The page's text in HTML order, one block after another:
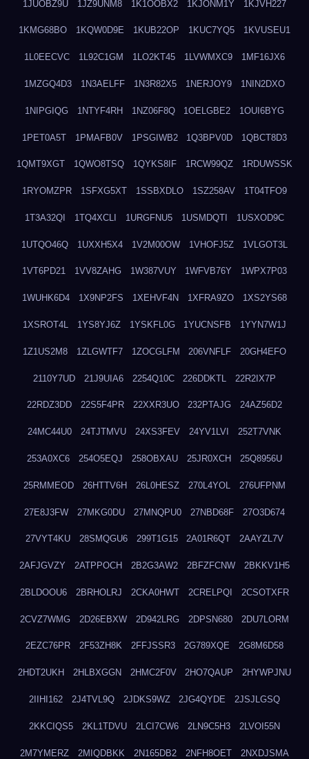
1JUOBZ9U 1JZ9UNM8 1K1OOBX2 1KJONM1Y 1KJVH227
1KMG68BO 1KQW0D9E 1KUB22OP 1KUC7YQ5 1KVUSEU1
1L0EECVC 1L92C1GM 1LO2KT45 1LVWMXC9 1MF16JX6
1MZGQ4D3 1N3AELFF 1N3R82X5 1NERJOY9 1NIN2DXO
1NIPGIQG 1NTYF4RH 1NZ06F8Q 1OELGBE2 1OUI6BYG
1PET0A5T 1PMAFB0V 1PSGIWB2 1Q3BPV0D 1QBCT8D3
1QMT9XGT 1QWO8TSQ 1QYKS8IF 1RCW99QZ 1RDUWSSK
1RYOMZPR 1SFXG5XT 1SSBXDLO 1SZ258AV 1T04TFO9
1T3A32QI 1TQ4XCLI 1URGFNU5 1USMDQTI 1USXOD9C
1UTQO46Q 1UXXH5X4 1V2M00OW 1VHOFJ5Z 1VLGOT3L
1VT6PD21 1VV8ZAHG 1W387VUY 1WFVB76Y 1WPX7P03
1WUHK6D4 1X9NP2FS 1XEHVF4N 1XFRA9ZO 1XS2YS68
1XSROT4L 1YS8YJ6Z 1YSKFL0G 1YUCNSFB 1YYN7W1J
1Z1US2M8 1ZLGWTF7 1ZOCGLFM 206VNFLF 20GH4EFO
2110Y7UD 21J9UIA6 2254Q10C 226DDKTL 22R2IX7P
22RDZ3DD 22S5F4PR 22XXR3UO 232PTAJG 24AZ56D2
24MC44U0 24TJTMVU 24XS3FEV 24YV1LVI 252T7VNK
253A0XC6 254O5EQJ 258OBXAU 25JR0XCH 25Q8956U
25RMMEOD 26HTTV6H 26L0HESZ 270L4YOL 276UFPNM
27E8J3FW 27MKG0DU 27MNQPU0 27NBD68F 27O3D674
27VYT4KU 28SMQGU6 299T1G15 2A01R6QT 2AAYZL7V
2AFJGVZY 2ATPPOCH 2B2G3AW2 2BFZFCNW 2BKKV1H5
2BLDOOU6 2BRHOLRJ 2CKA0HWT 2CRELPQI 2CSOTXFR
2CVZ7WMG 2D26EBXW 2D942LRG 2DPSN680 2DU7LORM
2EZC76PR 2F53ZH8K 2FFJSSR3 2G789XQE 2G8M6D58
2HDT2UKH 2HLBXGGN 2HMC2F0V 2HO7QAUP 2HYWPJNU
2IIHI162 2J4TVL9Q 2JDKS9WZ 2JG4QYDE 2JSJLGSQ
2KKCIQS5 2KL1TDVU 2LCI7CW6 2LN9C5H3 2LVOI55N
2M7YMERZ 2MIQDBKK 2N165DB2 2NFH8OET 2NXDJSMA